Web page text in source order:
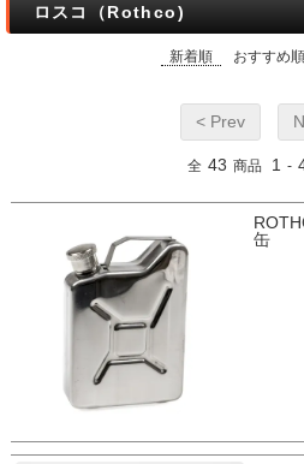
ロスコ（Rothco)
新着順 おすすめ順
< Prev
全 43 商品 1 -
缶